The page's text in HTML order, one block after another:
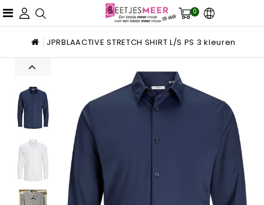
0
JPRBLAACTIVE STRETCH SHIRT L/S PS 3 kleuren